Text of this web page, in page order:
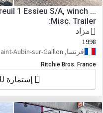
1 Essieu S/A, winch ...
:Misc. Trailer
مزاد
1998
فرنسا, Saint-Aubin-sur-Gaillon
Ritchie Bros. France
إستمارة